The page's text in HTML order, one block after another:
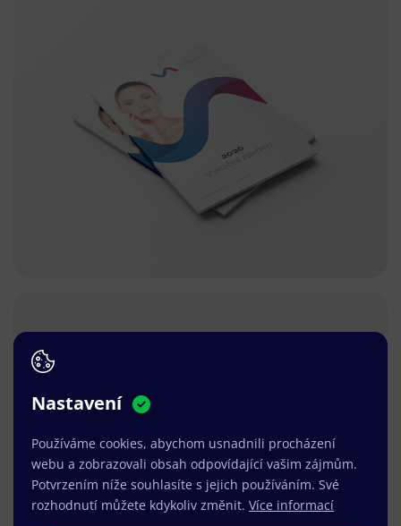
Nastavení
Používáme cookies, abychom usnadnili procházení
webu a zobrazovali obsah odpovídající vašim zájmům.
Potvrzením níže souhlasíte s jejich používáním. Své
rozhodnutí můžete kdykoliv změnit. Více informací